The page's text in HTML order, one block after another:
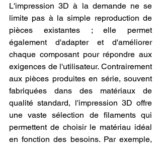
L'impression 3D à la demande ne se
limite pas à la simple reproduction de
pièces existantes ; elle permet
également d'adapter et d'améliorer
chaque composant pour répondre aux
exigences de l'utilisateur. Contrairement
aux pièces produites en série, souvent
fabriquées dans des matériaux de
qualité standard, l'impression 3D offre
une vaste sélection de filaments qui
permettent de choisir le matériau idéal
en fonction des besoins. Par exemple,